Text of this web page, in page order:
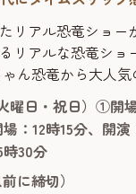
リアル恐竜ショー
リアルな恐竜ショ
ん恐竜から大人
ストラリアからや
」は、恐竜が生き
楽しくスリリン
ンスショー。 客席
...
曜日・祝日）①開
：12時15分、開
30分
に締切）